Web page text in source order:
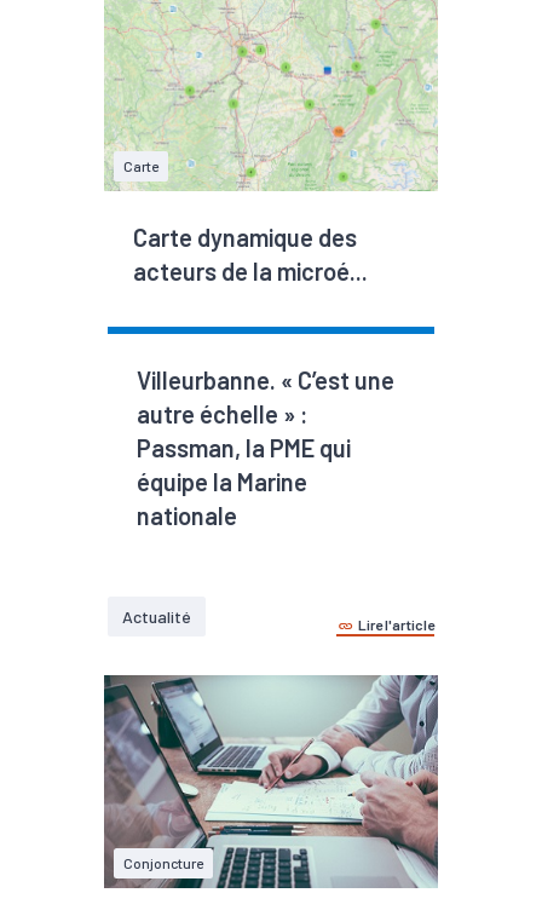
Carte
Carte dynamique des
acteurs de la microé...
Villeurbanne. « C’est une
autre échelle » :
Passman, la PME qui
équipe la Marine
nationale
Actualité Lire l'article
Conjoncture